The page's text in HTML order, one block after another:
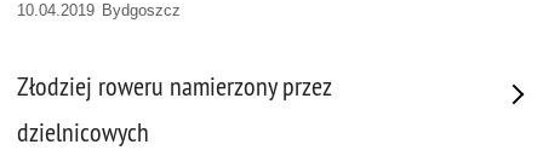
10.04.2019 Bydgoszcz
Złodziej roweru namierzony przez
dzielnicowych